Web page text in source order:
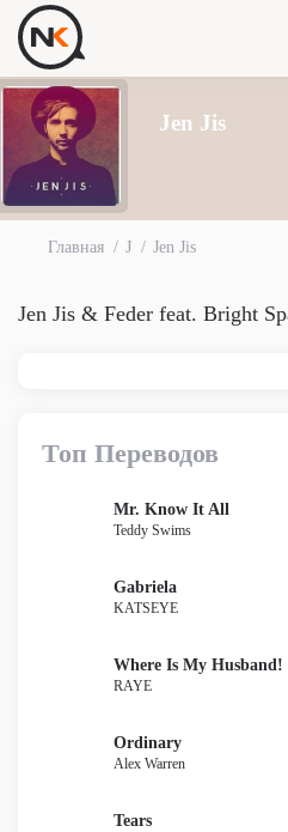
Jen Jis
Главная J Jen Jis
Jen Jis & Feder feat. Bright
Топ Переводов
Mr. Know It All
Teddy Swims
Gabriela
KATSEYE
Where Is My Husband!
RAYE
Ordinary
Alex Warren
Tears